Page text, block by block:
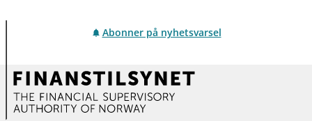
Abonner på nyhetsvarsel